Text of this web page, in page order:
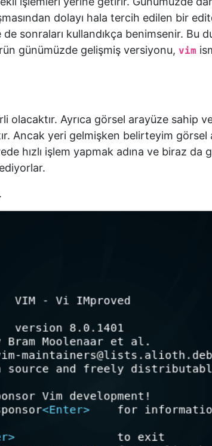
dolayı hala tercih edilen bir
sonraları kullandıkça benimsenir. Bu
günümüzde gelişmiş versiyonu, vim
olacaktır. Ayrıca görsel arayüze sahip
Ancak yeri gelmişken belirteyim
hızlı işlem yapmak adına ve biraz da